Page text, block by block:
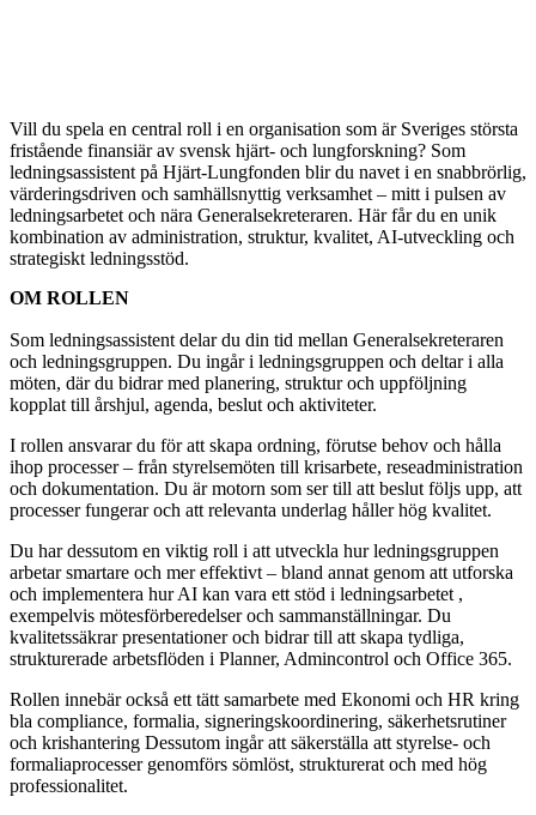
Vill du spela en central roll i en organisation som är Sveriges största
fristående finansiär av svensk hjärt- och lungforskning? Som
ledningsassistent på Hjärt-Lungfonden blir du navet i en snabbrörlig,
värderingsdriven och samhällsnyttig verksamhet – mitt i pulsen av
ledningsarbetet och nära Generalsekreteraren. Här får du en unik
kombination av administration, struktur, kvalitet, AI-utveckling och
strategiskt ledningsstöd.
OM ROLLEN
Som ledningsassistent delar du din tid mellan Generalsekreteraren
och ledningsgruppen. Du ingår i ledningsgruppen och deltar i alla
möten, där du bidrar med planering, struktur och uppföljning
kopplat till årshjul, agenda, beslut och aktiviteter.
I rollen ansvarar du för att skapa ordning, förutse behov och hålla
ihop processer – från styrelsemöten till krisarbete, reseadministration
och dokumentation. Du är motorn som ser till att beslut följs upp, att
processer fungerar och att relevanta underlag håller hög kvalitet.
Du har dessutom en viktig roll i att utveckla hur ledningsgruppen
arbetar smartare och mer effektivt – bland annat genom att utforska
och implementera hur AI kan vara ett stöd i ledningsarbetet ,
exempelvis mötesförberedelser och sammanställningar. Du
kvalitetssäkrar presentationer och bidrar till att skapa tydliga,
strukturerade arbetsflöden i Planner, Admincontrol och Office 365.
Rollen innebär också ett tätt samarbete med Ekonomi och HR kring
bla compliance, formalia, signeringskoordinering, säkerhetsrutiner
och krishantering Dessutom ingår att säkerställa att styrelse- och
formaliaprocesser genomförs sömlöst, strukturerat och med hög
professionalitet.